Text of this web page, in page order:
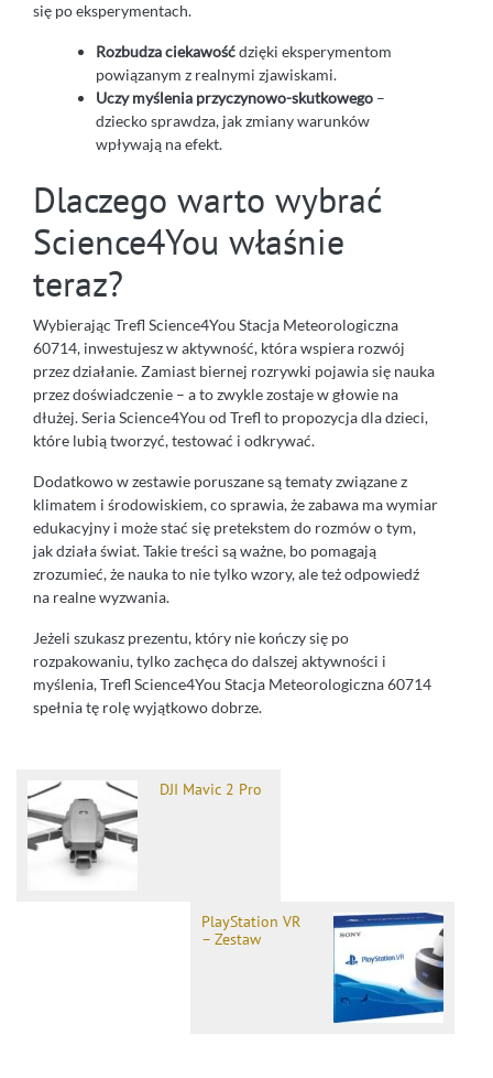
się po eksperymentach.
Rozbudza ciekawośćdzięki eksperymentom
powiązanym z realnymi zjawiskami.
Uczy myślenia przyczynowo-skutkowego –
dziecko sprawdza, jak zmiany warunków
wpływają na efekt.
Dlaczego warto wybrać
Science4You właśnie
teraz?
Wybierając Trefl Science4You Stacja Meteorologiczna
60714, inwestujesz w aktywność, która wspiera rozwój
przez działanie. Zamiast biernej rozrywki pojawia się nauka
przez doświadczenie – a to zwykle zostaje w głowie na
dłużej. Seria Science4You od Trefl to propozycja dla dzieci,
które lubią tworzyć, testować i odkrywać.
Dodatkowo w zestawie poruszane są tematy związane z
klimatem i środowiskiem, co sprawia, że zabawa ma wymiar
edukacyjny i może stać się pretekstem do rozmów o tym,
jak działa świat. Takie treści są ważne, bo pomagają
zrozumieć, że nauka to nie tylko wzory, ale też odpowiedź
na realne wyzwania.
Jeżeli szukasz prezentu, który nie kończy się po
rozpakowaniu, tylko zachęca do dalszej aktywności i
myślenia, Trefl Science4You Stacja Meteorologiczna 60714
spełnia tę rolę wyjątkowo dobrze.
DJI Mavic 2 Pro
PlayStation VR
– Zestaw